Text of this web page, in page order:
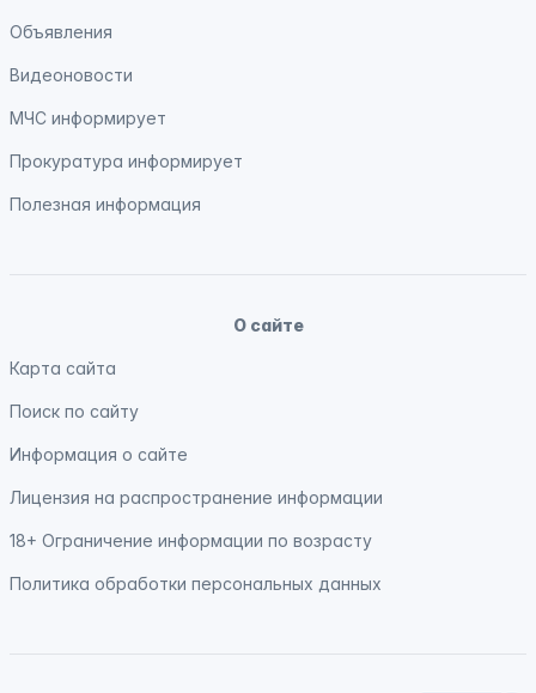
Объявления
Видеоновости
МЧС информирует
Прокуратура информирует
Полезная информация
О сайте
Карта сайта
Поиск по сайту
Информация о сайте
Лицензия на распространение информации
18+ Ограничение информации по возрасту
Политика обработки персональных данных